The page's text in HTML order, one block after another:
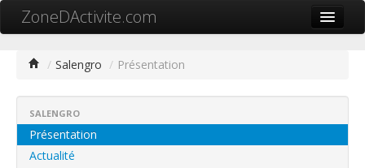
ZoneDActivite.com
Cartographie ZA
Recherche avancée
/ Salengro / Présentation
SALENGRO
Présentation
Actualité